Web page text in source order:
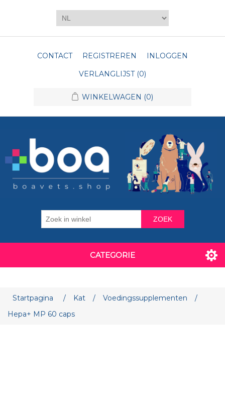
CONTACT REGISTREREN
INLOGGEN
VERLANGLIJST (0)
WINKELWAGEN (0)
ZOEK
CATEGORIE
Startpagina / Kat / Voedingssupplementen
/
Hepa+ MP 60 caps